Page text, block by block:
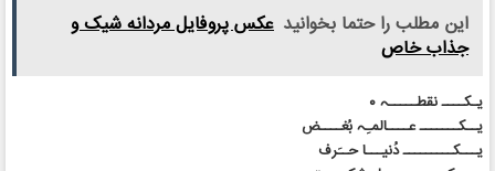
این مطلب را حتما بخوانید عکس پروفایل مردانه شیک و
جذاب خاص
ﯾـکــــ ﻧﻘﻄـــــہ ۰
ﯾــکـــــــ ﻋــــﺎﻟﻤـِہ ﺑُﻐــــﺾ
ﯾـــکـــــــــ ﺩُﻧﯿـــﺎ ﺣــَﺮﻑ